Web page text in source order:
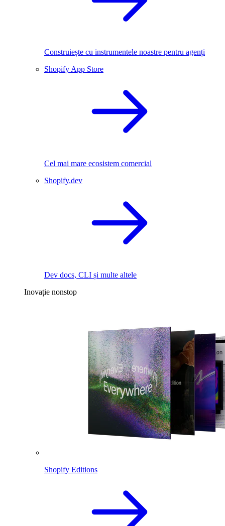
Construiește cu instrumentele noastre pentru agenți
Shopify App Store
Cel mai mare ecosistem comercial
Shopify.dev
Dev docs, CLI și multe altele
Inovație nonstop
Shopify Editions